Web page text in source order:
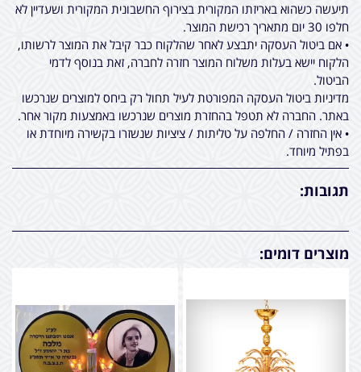
תיעשה כשהוא באריזתו המקורית בצירוף החשבונית המקורית ושעדיין לא
חלפו 30 יום מתאריך רכישת המוצר.
• אם ביטול העסקה יתבצע לאחר שהלקוח כבר קיבל את המוצר לרשותו,
הלקוח יישא בעלות משלוח המוצר חזרה לחברה, זאת בנוסף לדמי
הביטול.
מדיניות ביטול העסקה המפורטת לעיל תחול רק ביחס למוצרים שנרכשו
באתר. החברה לא תטפל בהחזרת מוצרים שנרכשו באמצעות מקור אחר.
• אין החזרה / החלפה על טליתות / ציציות שנשזרו בקשירה מיוחדת או
בפתיל מיוחד.
תגובות:
מוצרים דומים: